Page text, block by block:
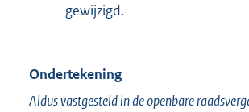
gewijzigd.
Ondertekening
Aldus vastgesteld in de openbare